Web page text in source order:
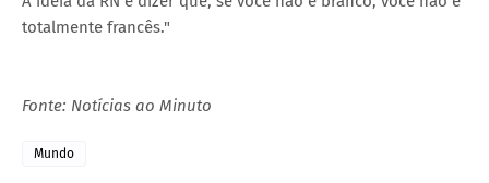
totalmente francês."
Fonte: Notícias ao Minuto
Mundo